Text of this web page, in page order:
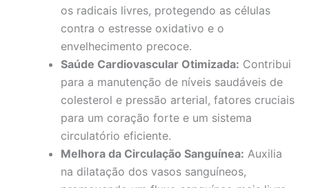
os radicais livres, protegendo as células
contra o estresse oxidativo e o
envelhecimento precoce.
Saúde Cardiovascular Otimizada: Contribui
para a manutenção de níveis saudáveis de
colesterol e pressão arterial, fatores cruciais
para um coração forte e um sistema
circulatório eficiente.
Melhora da Circulação Sanguínea: Auxilia
na dilatação dos vasos sanguíneos,